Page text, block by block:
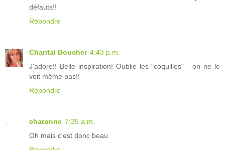
défauts!!
Répondre
Chantal Boucher 4:43 p.m.
J'adore!! Belle inspiration! Oublie les "coquilles" - on ne le
voit même pas!!
Répondre
chatonne 7:35 a.m.
Oh mais c'est donc beau